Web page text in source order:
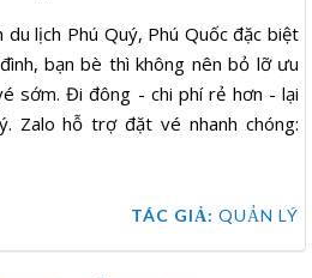
du lịch Phú Quý, Phú Quốc đặc biệt
bạn bè thì không nên bỏ lỡ ưu
sớm. Đi đông - chi phí rẻ hơn - lại
Zalo hỗ trợ đặt vé nhanh chóng:
TÁC GIẢ: QUẢN LÝ